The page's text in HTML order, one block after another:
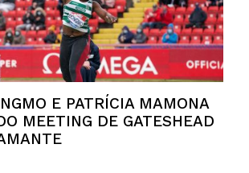
E PATRÍCIA MAMONA
MEETING DE GATESHEAD